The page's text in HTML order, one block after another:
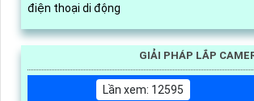
điện thoại di động
GIẢI PHÁP LẮP
Lần xem: 12595